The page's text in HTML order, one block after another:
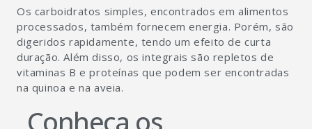
Os carboidratos simples, encontrados em alimentos
processados, também fornecem energia. Porém, são
digeridos rapidamente, tendo um efeito de curta
duração. Além disso, os integrais são repletos de
vitaminas B e proteínas que podem ser encontradas
na quinoa e na aveia.
Conheça os